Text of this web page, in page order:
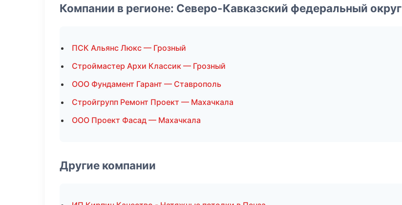
Компании в регионе: Северо-Кавказский федеральный округ
ПСК Альянс Люкс — Грозный
Строймастер Архи Классик — Грозный
ООО Фундамент Гарант — Ставрополь
Стройгрупп Ремонт Проект — Махачкала
ООО Проект Фасад — Махачкала
Другие компании